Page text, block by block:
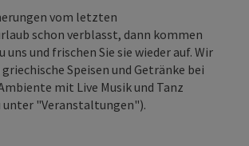
vom letzten
schon verblasst, dann kommen
uns und frischen Sie sie wieder auf. Wir
Speisen und Getränke bei
mit Live Musik und Tanz
unter "Veranstaltungen").